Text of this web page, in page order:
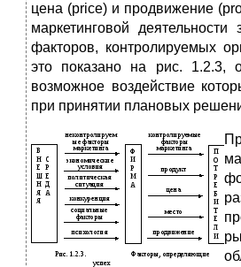
цена (price) и продвижение
маркетинговой
факторов, контролируемых
это показано на рис. 1.2.3,
возможное воздействие
при принятии плановых